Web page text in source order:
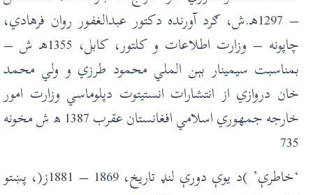
– 1297هـ.ش، ګرد آورنده دکتور عبدالغفور روان فرهادي،
چاپونه – وزارت اطلاعات و کلتور، کابل، 1355هـ ش –
بمناسبت سيمينار بېن الملي محمود طرزي و ولي محمد
خان دروازي از انتشارات انستيتوت دپلوماسي وزارت امور
خارجه جمهوري اسلامي افغانستان عقرب 1387 ھ ش مخونه
735
‘خاطرې’ )د يوې دورې لنډ تاريخ، 1869 – 1881ز(، پښتو